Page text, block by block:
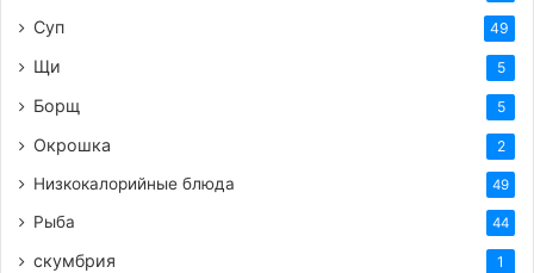
Суп 49
Щи 5
Борщ 5
Окрошка 2
Низкокалорийные блюда 49
Рыба 44
скумбрия 1